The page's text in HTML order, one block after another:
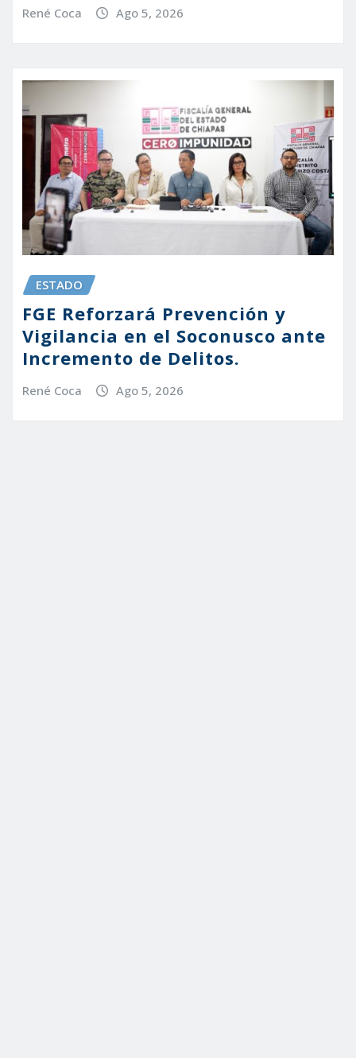
René Coca Ago 5, 2026
ESTADO
FGE Reforzará Prevención y
Vigilancia en el Soconusco ante
Incremento de Delitos.
René Coca Ago 5, 2026